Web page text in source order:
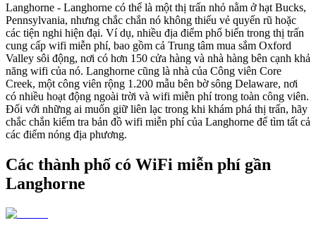
Langhorne - Langhorne có thể là một thị trấn nhỏ nằm ở hạt Bucks,
Pennsylvania, nhưng chắc chắn nó không thiếu vẻ quyến rũ hoặc
các tiện nghi hiện đại. Ví dụ, nhiều địa điểm phổ biến trong thị trấn
cung cấp wifi miễn phí, bao gồm cả Trung tâm mua sắm Oxford
Valley sôi động, nơi có hơn 150 cửa hàng và nhà hàng bên cạnh khả
năng wifi của nó. Langhorne cũng là nhà của Công viên Core
Creek, một công viên rộng 1.200 mẫu bên bờ sông Delaware, nơi
có nhiều hoạt động ngoài trời và wifi miễn phí trong toàn công viên.
Đối với những ai muốn giữ liên lạc trong khi khám phá thị trấn, hãy
chắc chắn kiểm tra bản đồ wifi miễn phí của Langhorne để tìm tất cả
các điểm nóng địa phương.
Các thành phố có WiFi miễn phí gần
Langhorne